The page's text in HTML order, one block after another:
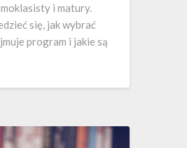
i matury.
się, jak wybrać
program i jakie są